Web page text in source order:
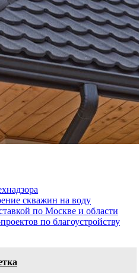
скважин на воду
по Москве и области
по благоустройству